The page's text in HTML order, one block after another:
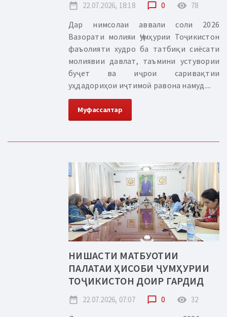
date_range 22.07.2026, 18:18 chat_bubble_outline 0 remove_red_eye 78
Дар нимсолаи аввали соли 2026
Вазорати молияи Ҷумҳурии Тоҷикистон
фаъолияти худро ба татбиқи сиёсати
молиявии давлат, таъмини устувории
буҷет ва иҷрои саривақтии
уҳдадориҳои иҷтимоӣ равона намуд....
Муфассалтар
НИШАСТИ МАТБУОТИИ
ПАЛАТАИ ҲИСОБИ ҶУМҲУРИИ
ТОҶИКИСТОН ДОИР ГАРДИД
date_range 22.07.2026, 07:07 chat_bubble_outline 0 remove_red_eye 32